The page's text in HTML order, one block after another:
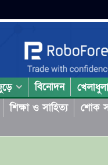
বিনোদন
শিক্ষা ও সাহিত্য শোক